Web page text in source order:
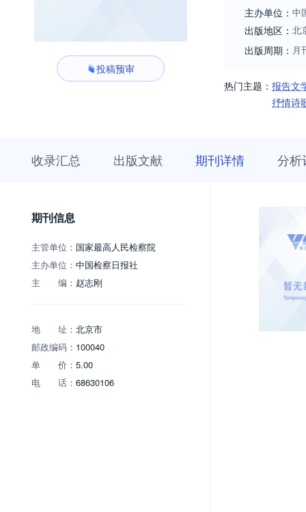
投稿预审
主办单位： 中
出版地区： 北
出版周期： 月
热门主题： 报告文
抒情诗
收录汇总 出版文献 期刊详情 分析
期刊信息
主管单位： 国家最高人民检察院
主办单位： 中国检察日报社
主 编： 赵志刚
地 址： 北京市
邮政编码： 100040
单 价： 5.00
电 话： 68630106